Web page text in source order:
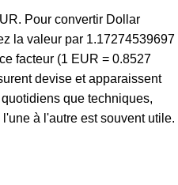
Pour convertir Dollar
la valeur par 1.17274539697
facteur (1 EUR = 0.8527
devise et apparaissent
que techniques,
à l'autre est souvent utile.